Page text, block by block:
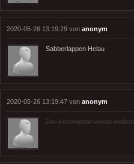
2020-05-26 13:19:29 von anonym
Sabberlappen Helau
2020-05-26 13:19:47 von anonym
Der Kommentar wurde